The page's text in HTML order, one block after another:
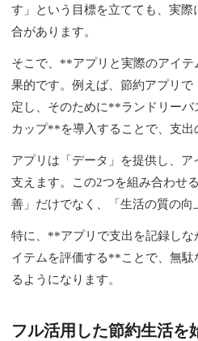
す」という目標を立てても、実
合があります。
そこで、**アプリと実際のアイ
果的です。例えば、節約アプリ
定し、そのために**ランドリー
カップ**を導入することで、支出
アプリは「データ」を提供し、
支えます。この2つを組み合わせ
善」だけでなく、「生活の質の向
特に、**アプリで支出を記録しな
イテムを評価する**ことで、無駄
るようになります。
フル活用した節約生活を